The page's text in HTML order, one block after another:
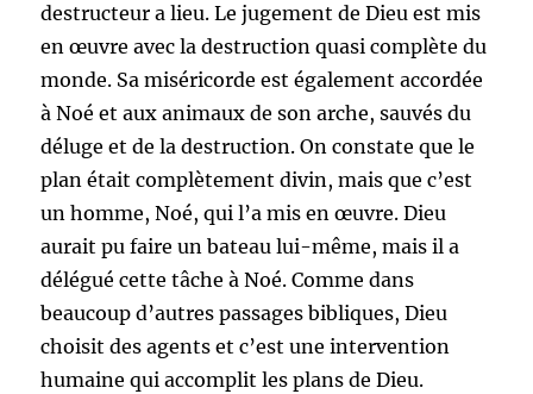
destructeur a lieu. Le jugement de Dieu est mis
en œuvre avec la destruction quasi complète du
monde. Sa miséricorde est également accordée
à Noé et aux animaux de son arche, sauvés du
déluge et de la destruction. On constate que le
plan était complètement divin, mais que c’est
un homme, Noé, qui l’a mis en œuvre. Dieu
aurait pu faire un bateau lui-même, mais il a
délégué cette tâche à Noé. Comme dans
beaucoup d’autres passages bibliques, Dieu
choisit des agents et c’est une intervention
humaine qui accomplit les plans de Dieu.